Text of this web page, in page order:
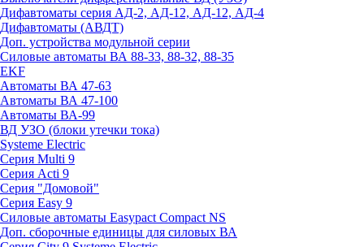
Дифавтоматы серия АД-2, АД-12, АД-12, АД-4
Дифавтоматы (АВДТ)
Доп. устройства модульной серии
Силовые автоматы ВА 88-33, 88-32, 88-35
EKF
Автоматы ВА 47-63
Автоматы ВА 47-100
Автоматы ВА-99
ВД УЗО (блоки утечки тока)
Systeme Electric
Серия Multi 9
Серия Acti 9
Серия "Домовой"
Серия Easy 9
Силовые автоматы Easypact Compact NS
Доп. сборочные единицы для силовых ВА